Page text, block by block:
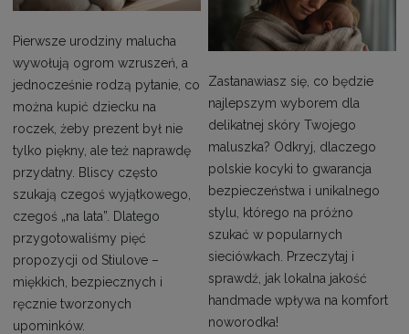
Pierwsze urodziny malucha
wywołują ogrom wzruszeń, a
jednocześnie rodzą pytanie, co
można kupić dziecku na
roczek, żeby prezent był nie
tylko piękny, ale też naprawdę
przydatny. Bliscy często
szukają czegoś wyjątkowego,
czegoś „na lata”. Dlatego
przygotowaliśmy pięć
propozycji od Stiulove –
miękkich, bezpiecznych i
ręcznie tworzonych
upominków.
Zastanawiasz się, co będzie
najlepszym wyborem dla
delikatnej skóry Twojego
maluszka? Odkryj, dlaczego
polskie kocyki to gwarancja
bezpieczeństwa i unikalnego
stylu, którego na próżno
szukać w popularnych
sieciówkach. Przeczytaj i
sprawdź, jak lokalna jakość
handmade wpływa na komfort
noworodka!